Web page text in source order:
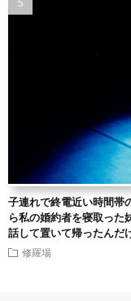
子連れで終電近い時間帯
ら私の婚約者を寝取った
話して置いて帰ったんだ
修羅場